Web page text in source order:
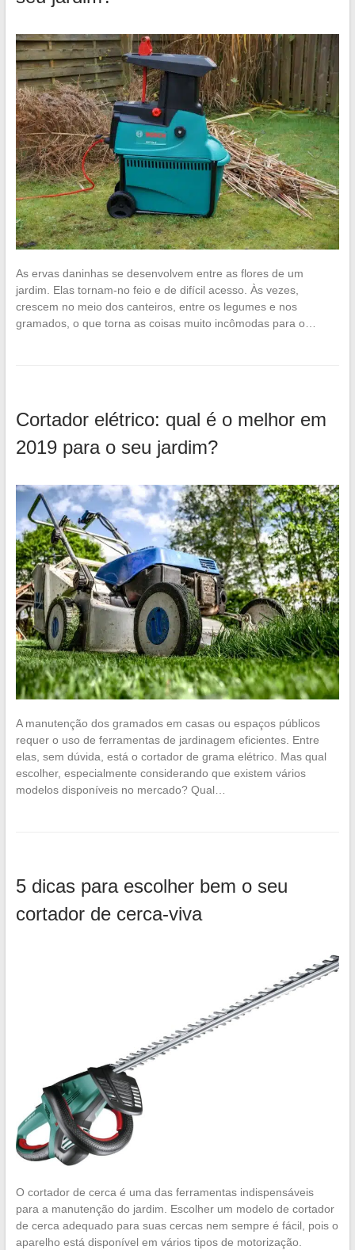
As ervas daninhas se desenvolvem entre as flores de um
jardim. Elas tornam-no feio e de difícil acesso. Às vezes,
crescem no meio dos canteiros, entre os legumes e nos
gramados, o que torna as coisas muito incômodas para o…
Cortador elétrico: qual é o melhor em
2019 para o seu jardim?
A manutenção dos gramados em casas ou espaços públicos
requer o uso de ferramentas de jardinagem eficientes. Entre
elas, sem dúvida, está o cortador de grama elétrico. Mas qual
escolher, especialmente considerando que existem vários
modelos disponíveis no mercado? Qual…
5 dicas para escolher bem o seu
cortador de cerca-viva
O cortador de cerca é uma das ferramentas indispensáveis
para a manutenção do jardim. Escolher um modelo de cortador
de cerca adequado para suas cercas nem sempre é fácil, pois o
aparelho está disponível em vários tipos de motorização.